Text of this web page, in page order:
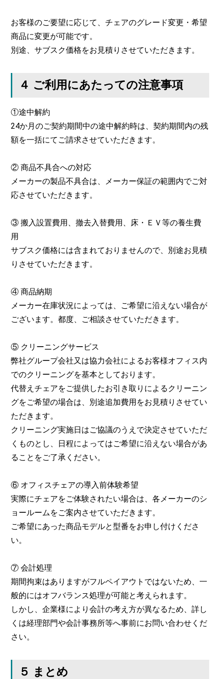
お客様のご要望に応じて、チェアのグレード変更・希望
商品に変更が可能です。
別途、サブスク価格をお見積りさせていただきます。
４ ご利用にあたっての注意事項
①途中解約
24か月のご契約期間中の途中解約時は、契約期間内の残
額を一括にてご請求させていただきます。
② 商品不具合への対応
メーカーの製品不具合は、メーカー保証の範囲内でご対
応させていただきます。
③ 搬入設置費用、撤去入替費用、床・ＥＶ等の養生費
用
サブスク価格には含まれておりませんので、別途お見積
りさせていただきます。
④ 商品納期
メーカー在庫状況によっては、ご希望に沿えない場合が
ございます。都度、ご相談させていただきます。
⑤ クリーニングサービス
弊社グループ会社又は協力会社によるお客様オフィス内
でのクリーニングを基本としております。
代替えチェアをご提供したお引き取りによるクリーニン
グをご希望の場合は、別途追加費用をお見積りさせてい
ただきます。
クリーニング実施日はご協議のうえで決定させていただ
くものとし、日程によってはご希望に沿えない場合があ
ることをご了承ください。
⑥ オフィスチェアの導入前体験希望
実際にチェアをご体験されたい場合は、各メーカーのシ
ョールームをご案内させていただきます。
ご希望にあった商品モデルと型番をお申し付けくださ
い。
⑦ 会計処理
期間拘束はありますがフルペイアウトではないため、一
般的にはオフバランス処理が可能と考えられます。
しかし、企業様により会計の考え方が異なるため、詳し
くは経理部門や会計事務所等へ事前にお問い合わせくだ
さい。
５ まとめ